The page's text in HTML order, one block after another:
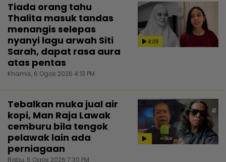
4:09
Tiada orang tahu
Thalita masuk tandas
menangis selepas
nyanyi lagu arwah Siti
Sarah, dapat rasa aura
atas pentas
Khamis, 6 Ogos 2026 4:13 PM
Tebalkan muka jual air
kopi, Man Raja Lawak
cemburu bila tengok
pelawak lain ada
perniagaan
Rabu, 5 Ogos 2026 7:30 PM